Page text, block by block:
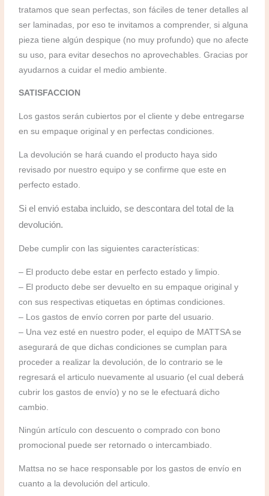
tratamos que sean perfectas, son fáciles de tener detalles al
ser laminadas, por eso te invitamos a comprender, si alguna
pieza tiene algún despique (no muy profundo) que no afecte
su uso, para evitar desechos no aprovechables. Gracias por
ayudarnos a cuidar el medio ambiente.
SATISFACCION
Los gastos serán cubiertos por el cliente y debe entregarse
en su empaque original y en perfectas condiciones.
La devolución se hará cuando el producto haya sido
revisado por nuestro equipo y se confirme que este en
perfecto estado.
Si el envió estaba incluido, se descontara del total de la
devolución.
Debe cumplir con las siguientes características:
– El producto debe estar en perfecto estado y limpio.
– El producto debe ser devuelto en su empaque original y
con sus respectivas etiquetas en óptimas condiciones.
– Los gastos de envío corren por parte del usuario.
– Una vez esté en nuestro poder, el equipo de MATTSA se
asegurará de que dichas condiciones se cumplan para
proceder a realizar la devolución, de lo contrario se le
regresará el articulo nuevamente al usuario (el cual deberá
cubrir los gastos de envío) y no se le efectuará dicho
cambio.
Ningún artículo con descuento o comprado con bono
promocional puede ser retornado o intercambiado.
Mattsa no se hace responsable por los gastos de envío en
cuanto a la devolución del articulo.